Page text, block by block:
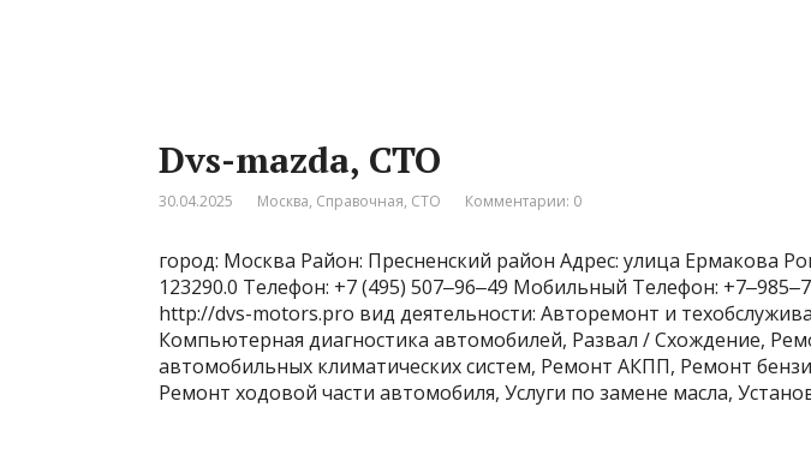
Dvs-mazda, СТО
30.04.2025 Москва, Справочная, СТО Комментарии: 0
город: Москва Район: Пресненский район Адрес: улица Ермакова
123290.0 Телефон: +7 (495) 507‒96‒49 Мобильный Телефон:
http://dvs-motors.pro вид деятельности: Авторемонт и
Компьютерная диагностика автомобилей, Развал / Схождение,
автомобильных климатических систем, Ремонт АКПП, Ремонт
Ремонт ходовой части автомобиля, Услуги по замене масла,